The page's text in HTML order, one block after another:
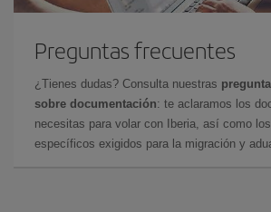
Preguntas frecuentes
¿Tienes dudas? Consulta nuestras
sobre documentación: te aclaramos los
necesitas para volar con Iberia, así como
específicos exigidos para la migración y